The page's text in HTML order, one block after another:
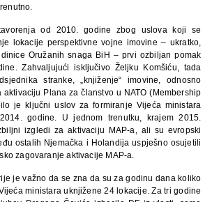
od 2010. godine zbog uslova koji se
lokacije perspektivne vojne imovine – ukratko,
Oružanih snaga BiH – prvi ozbiljan pomak
Zahvaljujući isključivo Željku Komšiću, tada
stranke, „knjiženje“ imovine, odnosno
Plana za članstvo u NATO (Membership
je ključni uslov za formiranje Vijeća ministara
godine. U jednom trenutku, krajem 2015.
izgledi za aktivaciju MAP-a, ali su evropski
ostalih Njemačka i Holandija uspješno osujetili
zagovaranje aktivacije MAP-a.
je važno da se zna da su za godinu dana koliko
ministara uknjižene 24 lokacije. Za tri godine